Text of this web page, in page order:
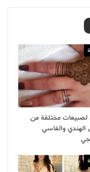
لصبيعات مختلفة من
والفاسي